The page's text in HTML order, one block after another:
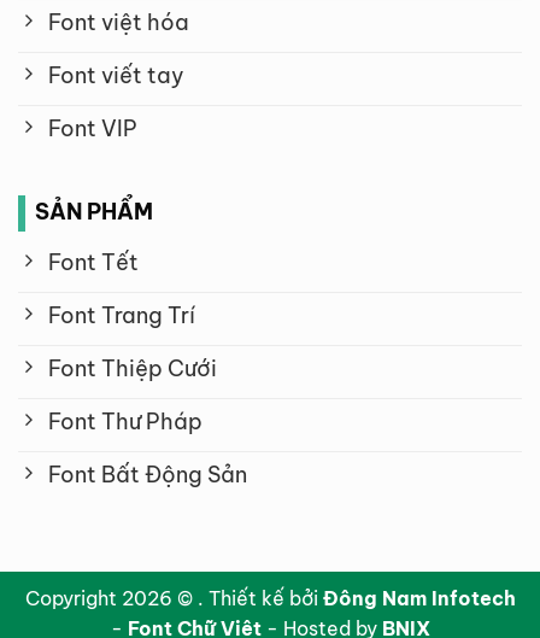
Font việt hóa
Font viết tay
Font VIP
SẢN PHẨM
Font Tết
Font Trang Trí
Font Thiệp Cưới
Font Thư Pháp
Font Bất Động Sản
Copyright 2026 © . Thiết kế bởi Đông Nam Infotech
- Font Chữ Việt- Hosted by BNIX